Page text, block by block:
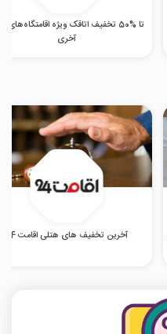
تا %50 تخفیف اتاقک ویژه اقامتگاه‌های
آخری
آخرین تخفیف های هتلی اقامت 24